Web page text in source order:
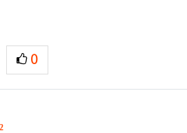
0
추천
회 다운로드